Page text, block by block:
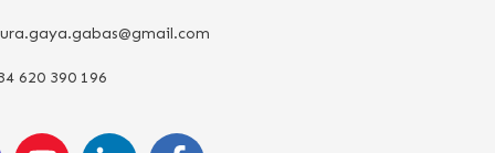
620 390 196